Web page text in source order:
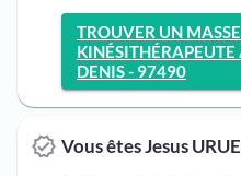
TROUVER UN
DENIS - 97490
Vous êtes Jesus